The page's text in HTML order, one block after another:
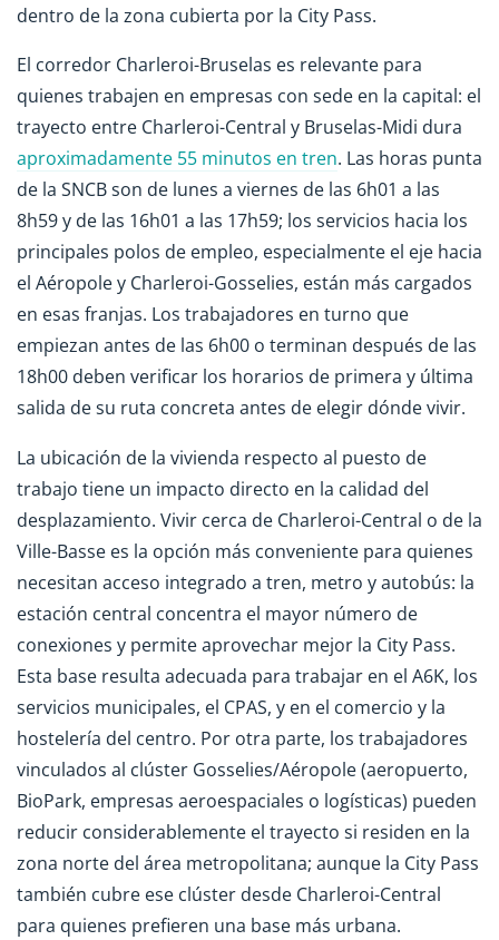
dentro de la zona cubierta por la City Pass.
El corredor Charleroi-Bruselas es relevante para
quienes trabajen en empresas con sede en la capital: el
trayecto entre Charleroi-Central y Bruselas-Midi dura
aproximadamente 55 minutos en tren. Las horas punta
de la SNCB son de lunes a viernes de las 6h01 a las
8h59 y de las 16h01 a las 17h59; los servicios hacia los
principales polos de empleo, especialmente el eje hacia
el Aéropole y Charleroi-Gosselies, están más cargados
en esas franjas. Los trabajadores en turno que
empiezan antes de las 6h00 o terminan después de las
18h00 deben verificar los horarios de primera y última
salida de su ruta concreta antes de elegir dónde vivir.
La ubicación de la vivienda respecto al puesto de
trabajo tiene un impacto directo en la calidad del
desplazamiento. Vivir cerca de Charleroi-Central o de la
Ville-Basse es la opción más conveniente para quienes
necesitan acceso integrado a tren, metro y autobús: la
estación central concentra el mayor número de
conexiones y permite aprovechar mejor la City Pass.
Esta base resulta adecuada para trabajar en el A6K, los
servicios municipales, el CPAS, y en el comercio y la
hostelería del centro. Por otra parte, los trabajadores
vinculados al clúster Gosselies/Aéropole (aeropuerto,
BioPark, empresas aeroespaciales o logísticas) pueden
reducir considerablemente el trayecto si residen en la
zona norte del área metropolitana; aunque la City Pass
también cubre ese clúster desde Charleroi-Central
para quienes prefieren una base más urbana.